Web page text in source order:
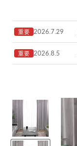
重要 2026.7.29
重要 2026.8.5